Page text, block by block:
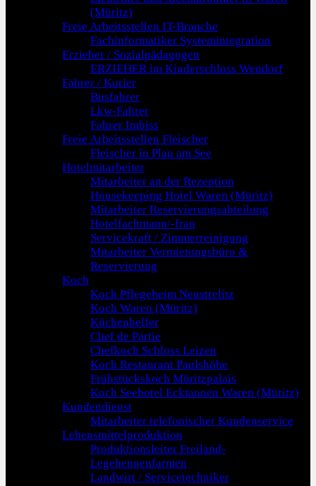
(Müritz)
Freie Arbeitsstellen IT-Branche
Fachinformatiker Systemintegration
Erzieher / Sozialpädagogen
ERZIEHER im Kinderschloss Wendorf
Fahrer / Kurier
Busfahrer
Lkw-Fahrer
Fahrer Imbiss
Freie Arbeitsstellen Fleischer
Fleischer in Plau am See
Hotelmitarbeiter
Mitarbeiter an der Rezeption
Housekeeping Hotel Waren (Müritz)
Mitarbeiter Reservierungsabteilung
Hotelfachmann/-frau
Servicekraft / Zimmerreinigung
Mitarbeiter Vermietungsbüro &
Reservierung
Koch
Koch Pflegeheim Neustrelitz
Koch Waren (Müritz)
Küchenhelfer
Chef de Partie
Chefkoch Schloss Leizen
Koch Restaurant Paulshöhe
Frühstückskoch Müritzpalais
Koch Seehotel Ecktannen Waren (Müritz)
Kundendienst
Mitarbeiter telefonischer Kundenservice
Lebensmittelproduktion
Produktionsleiter Freiland-
Legehennenfarmen
Landwirt / Servicetechniker